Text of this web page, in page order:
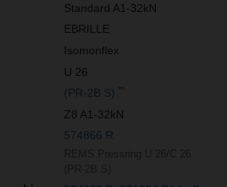
Standard A1-32kN
EBRILLE
Isomonflex
U 26
(PR-2B S)
Z8 A1-32kN
574866 R